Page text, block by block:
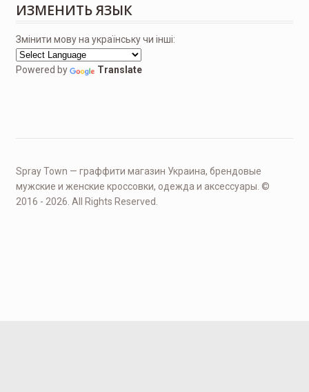
ИЗМЕНИТЬ ЯЗЫК
Змінити мову на українську чи інші:
Powered by Translate
Spray Town — граффити магазин Украина, брендовые
мужские и женские кроссовки, одежда и аксессуары. ©
2016 - 2026. All Rights Reserved.